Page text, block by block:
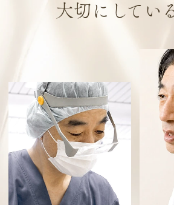
大切にしてい